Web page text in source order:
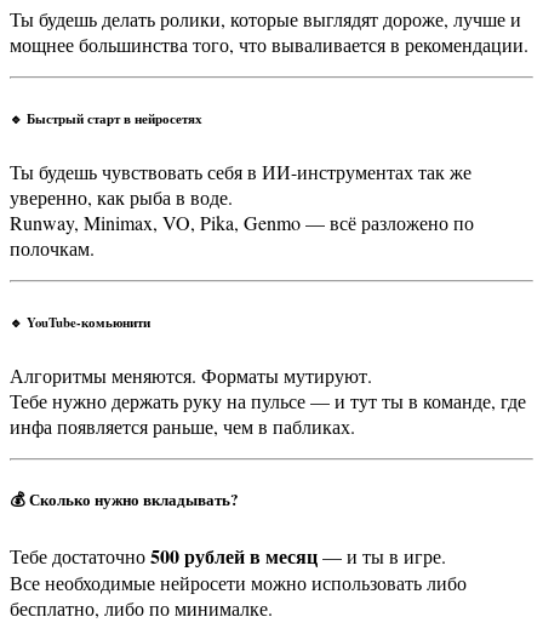
Ты будешь делать ролики, которые выглядят дороже, лучше и
мощнее большинства того, что вываливается в рекомендации.
🔹 Быстрый старт в нейросетях
Ты будешь чувствовать себя в ИИ-инструментах так же
уверенно, как рыба в воде.
Runway, Minimax, VO, Pika, Genmo — всё разложено по
полочкам.
🔹 YouTube-комьюнити
Алгоритмы меняются. Форматы мутируют.
Тебе нужно держать руку на пульсе — и тут ты в команде, где
инфа появляется раньше, чем в пабликах.
💰 Сколько нужно вкладывать?
Тебе достаточно500 рублей в месяц— и ты в игре.
Все необходимые нейросети можно использовать либо
бесплатно, либо по минималке.